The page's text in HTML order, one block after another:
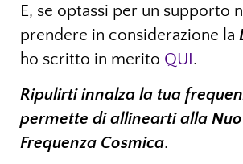
E, se optassi per un supporto
prendere in considerazione la
ho scritto in merito QUI.
Ripulirti innalza la tua
permette di allinearti alla
Frequenza Cosmica.